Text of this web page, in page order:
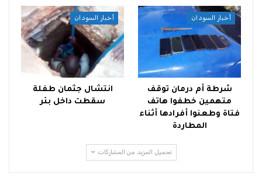
أخبار السودان
شرطة أم درمان توقف
متهمين خطفوا هاتف
فتاة وطعنوا أفرادها أثناء
المطاردة
أخبار السودان
انتشال جثمان طفلة
سقطت داخل بئر
تحميل المزيد من المشاركات